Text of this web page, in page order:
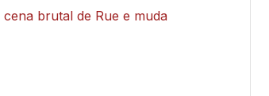
brutal de Rue e muda